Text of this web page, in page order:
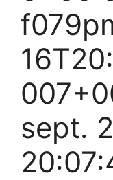
sept.